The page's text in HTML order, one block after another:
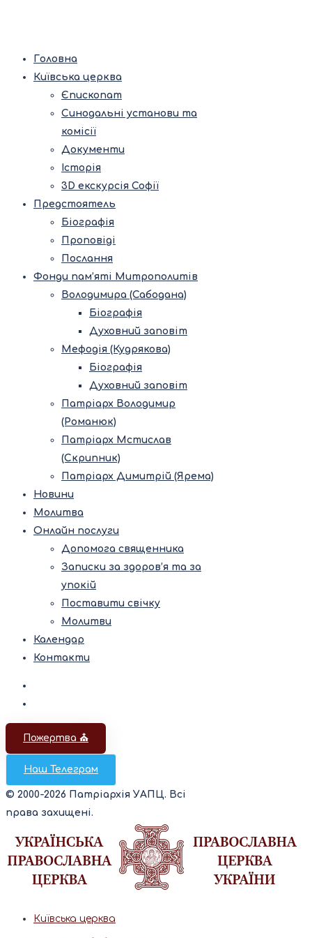
Головна
Київська церква
Єпископат
Синодальні установи та
комісії
Документи
Історія
3D екскурсія Софії
Предстоятель
Біографія
Проповіді
Послання
Фонди пам’яті Митрополитів
Володимира (Сабодана)
Біографія
Духовний заповіт
Мефодія (Кудрякова)
Біографія
Духовний заповіт
Патріарх Володимир
(Романюк)
Патріарх Мстислав
(Скрипник)
Патріарх Димитрій (Ярема)
Новини
Молитва
Онлайн послуги
Допомога священника
Записки за здоров’я та за
упокій
Поставити свічку
Молитви
Календар
Контакти
Пожертва ⛪️
Наш Телеграм
© 2000-2026 Патріархія УАПЦ. Всі
права захищені.
Київська церква